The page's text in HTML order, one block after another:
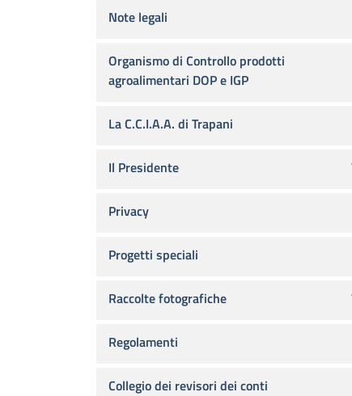
Note legali
Organismo di Controllo prodotti
agroalimentari DOP e IGP
La C.C.I.A.A. di Trapani
Il Presidente
Privacy
Progetti speciali
Raccolte fotografiche
Regolamenti
Collegio dei revisori dei conti